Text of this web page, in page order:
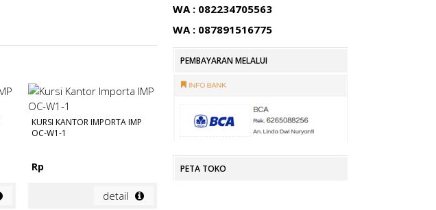
KURSI KANTOR IMPORTA IMP
OC-W1-1
Rp
detail
KURSI KANTOR SUBARU SB 303
KURSI KANTOR SUBARU SB 303
A
WA : 082234705563
WA : 087891516775
PEMBAYARAN MELALUI
PETA TOKO